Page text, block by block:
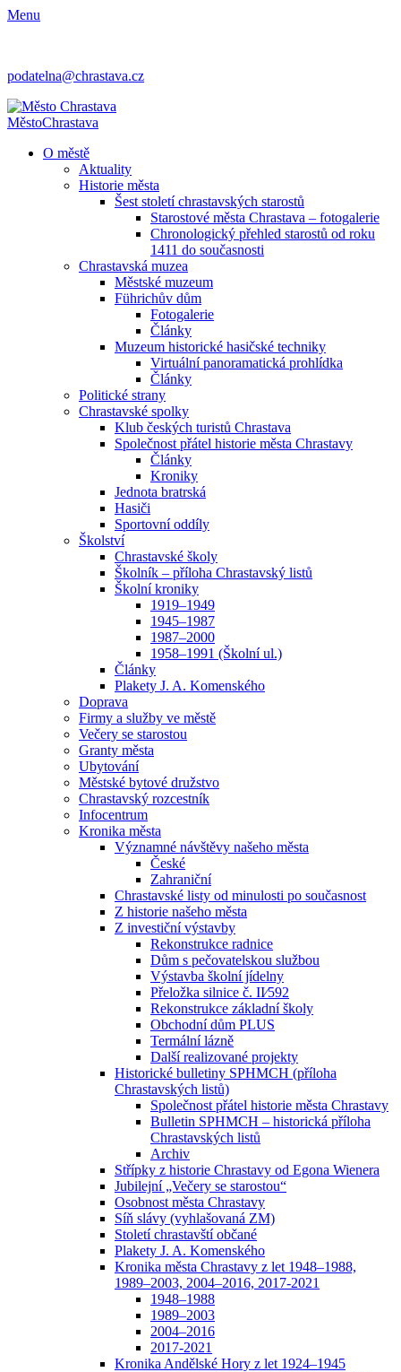
Menu
podatelna@chrastava.cz
MěstoChrastava
O městě
Aktuality
Historie města
Šest století chrastavských starostů
Starostové města Chrastava – fotogalerie
Chronologický přehled starostů od roku
1411 do současnosti
Chrastavská muzea
Městské muzeum
Führichův dům
Fotogalerie
Články
Muzeum historické hasičské techniky
Virtuální panoramatická prohlídka
Články
Politické strany
Chrastavské spolky
Klub českých turistů Chrastava
Společnost přátel historie města Chrastavy
Články
Kroniky
Jednota bratrská
Hasiči
Sportovní oddíly
Školství
Chrastavské školy
Školník – příloha Chrastavský listů
Školní kroniky
1919–1949
1945–1987
1987–2000
1958–1991 (Školní ul.)
Články
Plakety J. A. Komenského
Doprava
Firmy a služby ve městě
Večery se starostou
Granty města
Ubytování
Městské bytové družstvo
Chrastavský rozcestník
Infocentrum
Kronika města
Významné návštěvy našeho města
České
Zahraniční
Chrastavské listy od minulosti po současnost
Z historie našeho města
Z investiční výstavby
Rekonstrukce radnice
Dům s pečovatelskou službou
Výstavba školní jídelny
Přeložka silnice č. II⁄592
Rekonstrukce základní školy
Obchodní dům PLUS
Termální lázně
Další realizované projekty
Historické bulletiny SPHMCH (příloha
Chrastavských listů)
Společnost přátel historie města Chrastavy
Bulletin SPHMCH – historická příloha
Chrastavských listů
Archiv
Střípky z historie Chrastavy od Egona Wienera
Jubilejní „Večery se starostou“
Osobnost města Chrastavy
Síň slávy (vyhlašovaná ZM)
Století chrastavští občané
Plakety J. A. Komenského
Kronika města Chrastavy z let 1948–1988,
1989–2003, 2004–2016, 2017-2021
1948–1988
1989–2003
2004–2016
2017-2021
Kronika Andělské Hory z let 1924–1945